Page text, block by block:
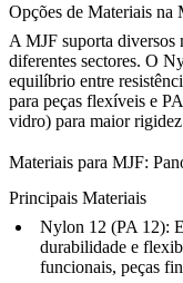
Opções de Materiais na
A MJF suporta diversos
diferentes sectores. O
equilíbrio entre
para peças flexíveis e
vidro) para maior
Materiais para MJF:
Principais Materiais
Nylon 12 (PA 12):
durabilidade e
funcionais, peças